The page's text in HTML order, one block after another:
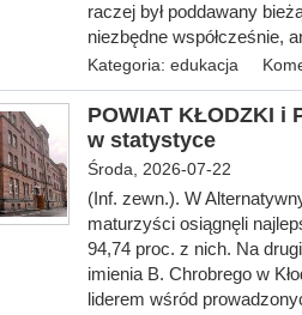
raczej był poddawany
niezbędne współcześnie,
Kategoria: edukacja
POWIAT KŁODZKI i
w statystyce
Środa, 2026-07-22
(Inf. zewn.). W
maturzyści osiągnęli
94,74 proc. z nich. Na
imienia B. Chrobrego w
liderem wśród